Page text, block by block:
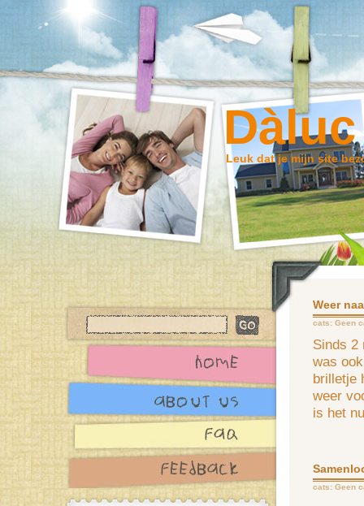
Dàluc
Leuk dat je mijn site
Weer
cats: Geen
Sinds 2
was
brilletje
weer
is het
cats: Geen